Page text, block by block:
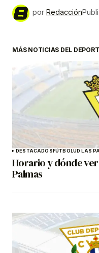
por Redacción
MÁS NOTICIAS DEL
DESTACADOSFÚTBOLUD LAS
Horario y dónde ver
Palmas